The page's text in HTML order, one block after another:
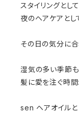
スタイリングとし
夜のヘアケアとし
その日の気分に合
湿気の多い季節も
髪に愛を注ぐ時間
sen ヘアオイルと